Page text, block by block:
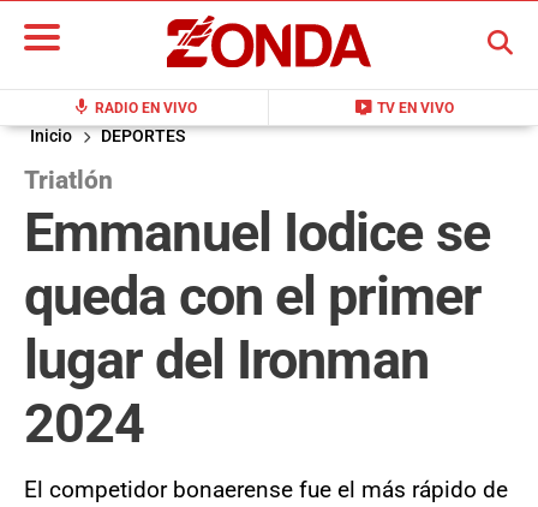
mic RADIO EN VIVO live_tv TV EN VIVO
BUSCAR
Inicio DEPORTES
Triatlón
Emmanuel Iodice se
queda con el primer
lugar del Ironman
2024
El competidor bonaerense fue el más rápido de